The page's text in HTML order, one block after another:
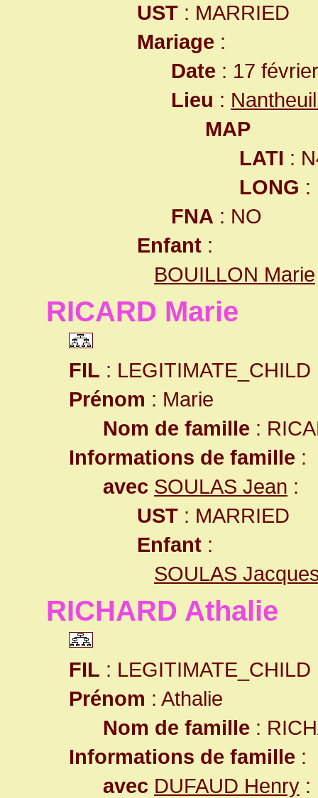
UST : MARRIED
Mariage :
Date : 17
Lieu :
MAP
LATI :
LONG :
FNA : NO
Enfant :
BOUILLON Marie
RICARD Marie
FIL : LEGITIMATE_CHILD
Prénom : Marie
Nom de famille :
Informations de famille :
avec SOULAS Jean :
UST : MARRIED
Enfant :
SOULAS
RICHARD Athalie
FIL : LEGITIMATE_CHILD
Prénom : Athalie
Nom de famille :
Informations de famille :
avec DUFAUD Henry :